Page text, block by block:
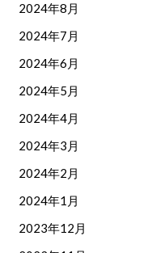
2024年8月
2024年7月
2024年6月
2024年5月
2024年4月
2024年3月
2024年2月
2024年1月
2023年12月